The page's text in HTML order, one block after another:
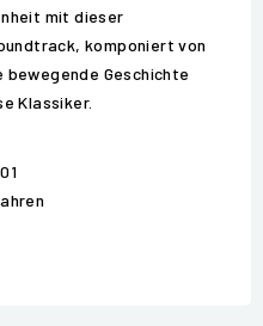
mit dieser
komponiert von
Geschichte
Klassiker.